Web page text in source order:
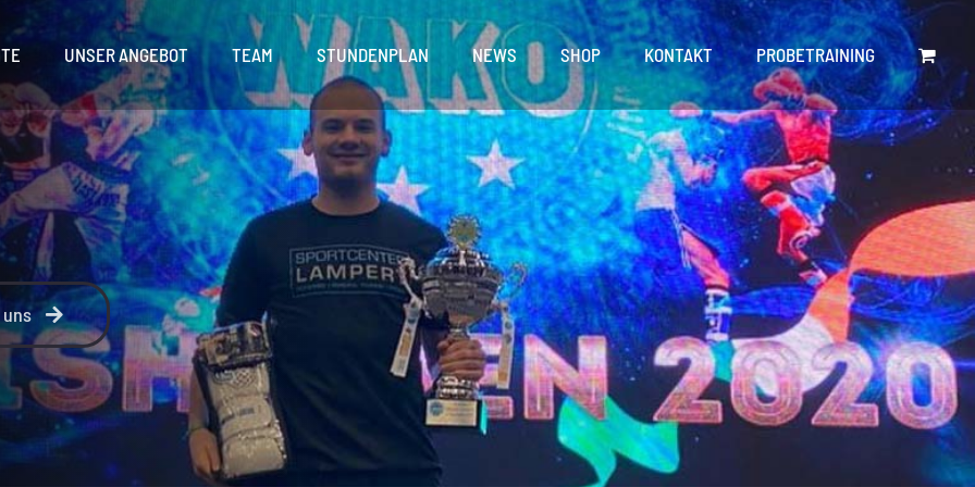
UNSER ANGEBOT TEAM STUNDENPLAN NEWS SHOP KONTAKT PROBETRAINING